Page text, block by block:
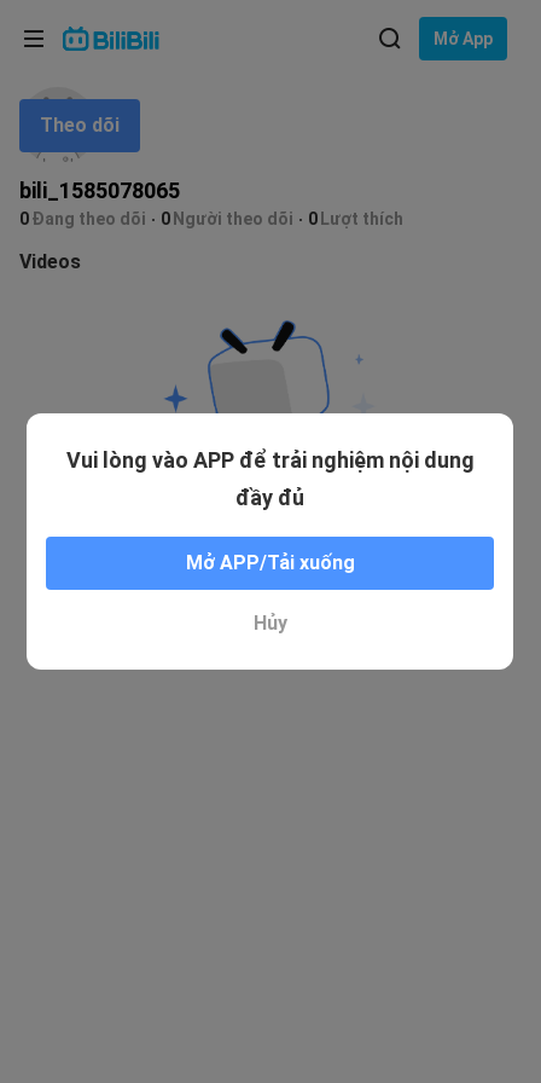
Mở App
bili_1585078065
0Đang theo dõi 0 Người theo dõi 0 Lượt thích
Theo dõi
Videos
Ngôn ngữ: Tiếng Việt
Lựa chọn ngôn ngữ
English
ภาษาไทย
Tiếng Việt
Vui lòng vào APP để trải nghiệm nội dung
đầy đủ
Mở APP/Tải xuống
Hủy